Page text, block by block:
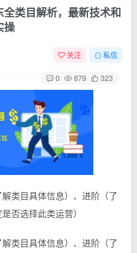
类目解析，最新技术和
操
关注 私信
0 879 323
类目具体信息）、进阶（了
否选择此类运营）
类目具体信息）、进阶（了